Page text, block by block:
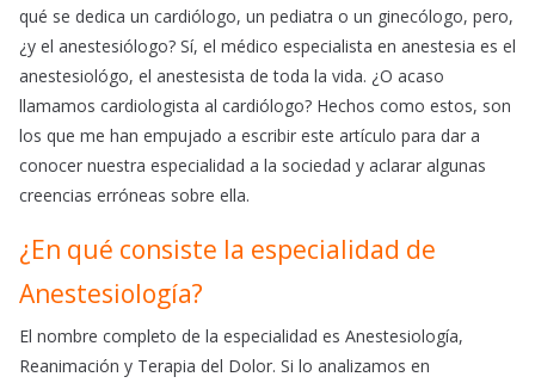
qué se dedica un cardiólogo, un pediatra o un ginecólogo, pero,
¿y el anestesiólogo? Sí, el médico especialista en anestesia es el
anestesiológo, el anestesista de toda la vida. ¿O acaso
llamamos cardiologista al cardiólogo? Hechos como estos, son
los que me han empujado a escribir este artículo para dar a
conocer nuestra especialidad a la sociedad y aclarar algunas
creencias erróneas sobre ella.
¿En qué consiste la especialidad de
Anestesiología?
El nombre completo de la especialidad es Anestesiología,
Reanimación y Terapia del Dolor. Si lo analizamos en